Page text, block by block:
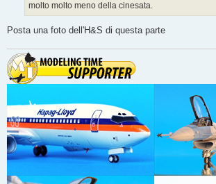
molto molto meno della cinesata.
Posta una foto dell'H&S di questa parte